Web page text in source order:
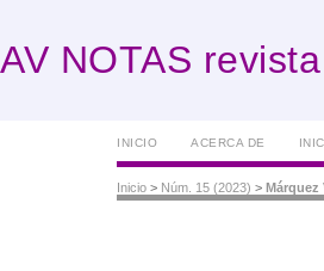
AV NOTAS
INICIO ACERCA DE
Inicio > Núm. 15 (2023) > Márquez